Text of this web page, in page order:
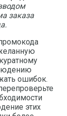
заказа
ошибок.
этих